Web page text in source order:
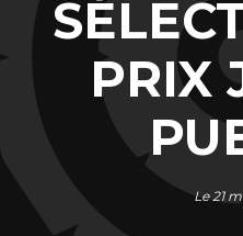
PRIX
Le 21